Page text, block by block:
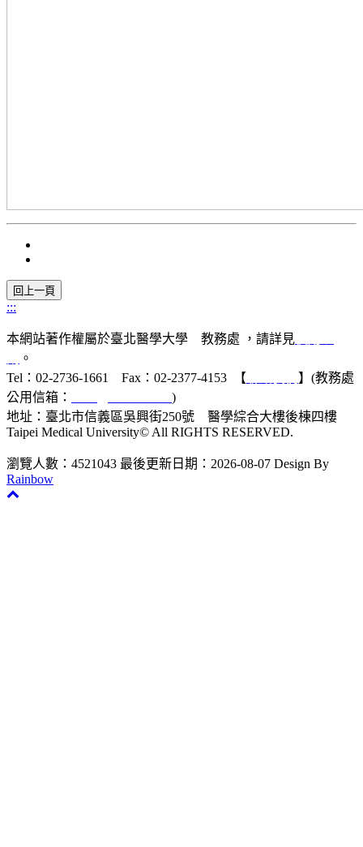
:::
本網站著作權屬於臺北醫學大學 教務處 ，請詳見
。
Tel：02-2736-1661 Fax：02-2377-4153 【
】(教務處
公用信箱：
)
地址：臺北市信義區吳興街250號 醫學綜合大樓後棟四樓
Taipei Medical University© All RIGHTS RESERVED.
瀏覽人數：4521043 最後更新日期：2026-08-07 Design By
Rainbow